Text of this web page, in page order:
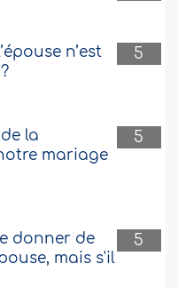
5
n’est
5
la
mariage
5
donner de
mais s'il